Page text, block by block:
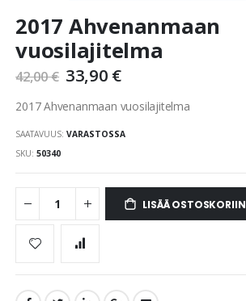
to
beginning
of
images
2017 Ahvenanmaan
vuosilajitelma
42,00 € 33,90 €
2017 Ahvenanmaan vuosilajitelma
SAATAVUUS: VARASTOSSA
SKU 50340
LISÄÄ OSTOSKORIIN